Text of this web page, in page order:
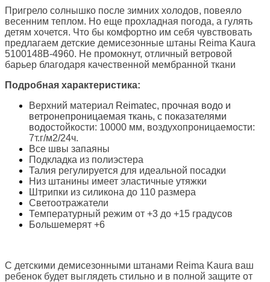
Пригрело солнышко после зимних холодов, повеяло
весенним теплом. Но еще прохладная погода, а гулять
детям хочется. Что бы комфортно им себя чувствовать
предлагаем детские демисезонные штаны Reima Kaura
5100148B-4960. Не промокнут, отличный ветровой
барьер благодаря качественной мембранной ткани
Подробная характеристика:
Верхний материал Reimatec, прочная водо и
ветронепроницаемая ткань, с показателями
водостойкости: 10000 мм, воздухопроницаемости:
7т.г/м2/24ч.
Все швы запаяны
Подкладка из полиэстера
Талия регулируется для идеальной посадки
Низ штанины имеет эластичные утяжки
Штрипки из силикона до 110 размера
Светоотражатели
Температурный режим от +3 до +15 градусов
Большемерят +6
С детскими демисезонными штанами Reima Kaura ваш
ребенок будет выглядеть стильно и в полной защите от